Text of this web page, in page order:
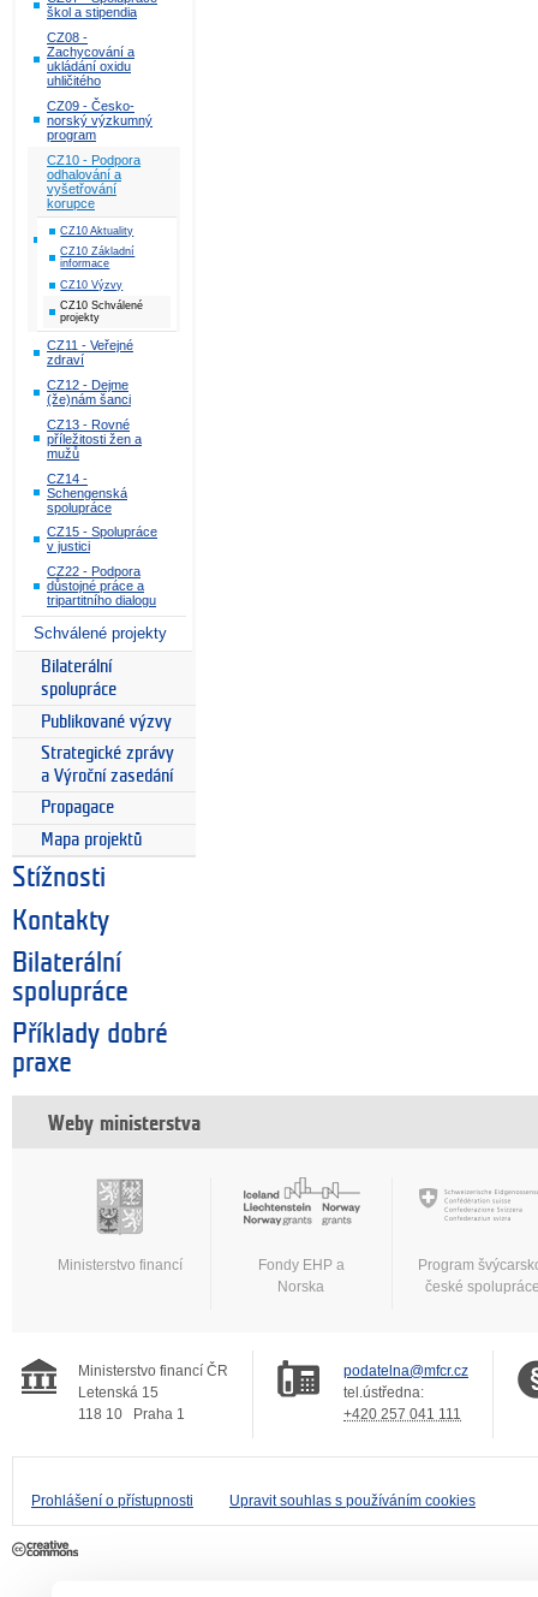
škol a stipendia
CZ08 -
Zachycování a
ukládání oxidu
uhličitého
CZ09 - Česko-
norský výzkumný
program
CZ10 - Podpora
odhalování a
vyšetřování
korupce
CZ10 Aktuality
CZ10 Základní
informace
CZ10 Výzvy
CZ10 Schválené
projekty
CZ11 - Veřejné
zdraví
CZ12 - Dejme
(že)nám šanci
CZ13 - Rovné
příležitosti žen a
mužů
CZ14 -
Schengenská
spolupráce
CZ15 - Spolupráce
v justici
CZ22 - Podpora
důstojné práce a
tripartitního dialogu
Schválené projekty
Bilaterální
spolupráce
Publikované výzvy
Strategické zprávy
a Výroční zasedání
Propagace
Mapa projektů
Stížnosti
Kontakty
Bilaterální
spolupráce
Příklady dobré
praxe
Weby ministerstva
Ministerstvo financí
Fondy EHP a
Norska
Program
české
Ministerstvo financí ČR
Letenská 15
118 10
Praha 1
podatelna@mfcr.cz
tel.ústředna:
+420 257 041 111
Prohlášení o přístupnosti Upravit souhlas s používáním cookies